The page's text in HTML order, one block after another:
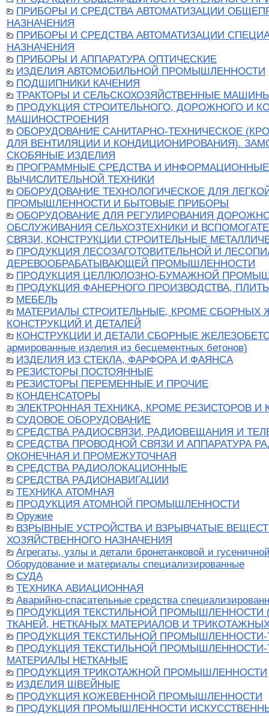
ПРИБОРЫ И СРЕДСТВА АВТОМАТИЗАЦИИ
НАЗНАЧЕНИЯ
ПРИБОРЫ И СРЕДСТВА АВТОМАТИЗАЦИИ
НАЗНАЧЕНИЯ
ПРИБОРЫ И АППАРАТУРА ОПТИЧЕСКИЕ
ИЗДЕЛИЯ АВТОМОБИЛЬНОЙ ПРОМЫШЛЕННОСТИ
ПОДШИПНИКИ КАЧЕНИЯ
ТРАКТОРЫ И СЕЛЬСКОХОЗЯЙСТВЕННЫЕ
ПРОДУКЦИЯ СТРОИТЕЛЬНОГО, ДОРОЖНОГО И
МАШИНОСТРОЕНИЯ
ОБОРУДОВАНИЕ САНИТАРНО-ТЕХНИЧЕСКОЕ
ДЛЯ ВЕНТИЛЯЦИИ И КОНДИЦИОНИРОВАНИЯ).
СКОБЯНЫЕ ИЗДЕЛИЯ
ПРОГРАММНЫЕ СРЕДСТВА И
ВЫЧИСЛИТЕЛЬНОЙ ТЕХНИКИ
ОБОРУДОВАНИЕ ТЕХНОЛОГИЧЕСКОЕ ДЛЯ
ПРОМЫШЛЕННОСТИ И БЫТОВЫЕ ПРИБОРЫ
ОБОРУДОВАНИЕ ДЛЯ РЕГУЛИРОВАНИЯ
ОБСЛУЖИВАНИЯ СЕЛЬХОЗТЕХНИКИ И
СВЯЗИ, КОНСТРУКЦИИ СТРОИТЕЛЬНЫЕ
ПРОДУКЦИЯ ЛЕСОЗАГОТОВИТЕЛЬНОЙ И
ДЕРЕВООБРАБАТЫВАЮЩЕЙ ПРОМЫШЛЕННОСТИ
ПРОДУКЦИЯ ЦЕЛЛЮЛОЗНО-БУМАЖНОЙ
ПРОДУКЦИЯ ФАНЕРНОГО ПРОИЗВОДСТВА,
МЕБЕЛЬ
МАТЕРИАЛЫ СТРОИТЕЛЬНЫЕ, КРОМЕ СБОРНЫХ
КОНСТРУКЦИЙ И ДЕТАЛЕЙ
КОНСТРУКЦИИ И ДЕТАЛИ СБОРНЫЕ
армированные изделия из бесцементных бетонов)
ИЗДЕЛИЯ ИЗ СТЕКЛА, ФАРФОРА И ФАЯНСА
РЕЗИСТОРЫ ПОСТОЯННЫЕ
РЕЗИСТОРЫ ПЕРЕМЕННЫЕ И ПРОЧИЕ
КОНДЕНСАТОРЫ
ЭЛЕКТРОННАЯ ТЕХНИКА, КРОМЕ РЕЗИСТОРОВ И
СУДОВОЕ ОБОРУДОВАНИЕ
СРЕДСТВА РАДИОСВЯЗИ, РАДИОВЕЩАНИЯ И
СРЕДСТВА ПРОВОДНОЙ СВЯЗИ И АППАРАТУРА
ОКОНЕЧНАЯ И ПРОМЕЖУТОЧНАЯ
СРЕДСТВА РАДИОЛОКАЦИОННЫЕ
СРЕДСТВА РАДИОНАВИГАЦИИ
ТЕХНИКА АТОМНАЯ
ПРОДУКЦИЯ АТОМНОЙ ПРОМЫШЛЕННОСТИ
Оружие
ВЗРЫВНЫЕ УСТРОЙСТВА И ВЗРЫВЧАТЫЕ
ХОЗЯЙСТВЕННОГО НАЗНАЧЕНИЯ
Агрегаты, узлы и детали бронетанковой и
Оборудование и материалы специализированные
СУДА
ТЕХНИКА АВИАЦИОННАЯ
Аварийно-спасательные средства
ПРОДУКЦИЯ ТЕКСТИЛЬНОЙ ПРОМЫШЛЕННОСТИ
ТКАНЕЙ, НЕТКАНЫХ МАТЕРИАЛОВ И
ПРОДУКЦИЯ ТЕКСТИЛЬНОЙ
ПРОДУКЦИЯ ТЕКСТИЛЬНОЙ ПРОМЫШЛЕННОСТИ-
МАТЕРИАЛЫ НЕТКАНЫЕ
ПРОДУКЦИЯ ТРИКОТАЖНОЙ ПРОМЫШЛЕННОСТИ
ИЗДЕЛИЯ ШВЕЙНЫЕ
ПРОДУКЦИЯ КОЖЕВЕННОЙ ПРОМЫШЛЕННОСТИ
ПРОДУКЦИЯ ПРОМЫШЛЕННОСТИ